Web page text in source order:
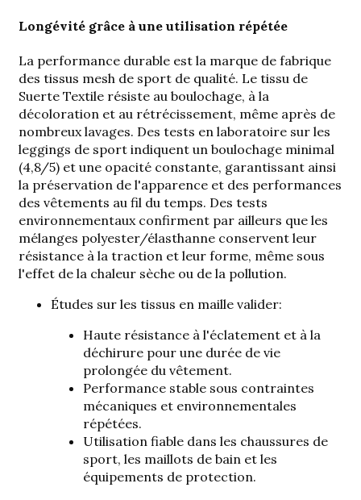
Longévité grâce à une utilisation répétée
La performance durable est la marque de fabrique
des tissus mesh de sport de qualité. Le tissu de
Suerte Textile résiste au boulochage, à la
décoloration et au rétrécissement, même après de
nombreux lavages. Des tests en laboratoire sur les
leggings de sport indiquent un boulochage minimal
(4,8/5) et une opacité constante, garantissant ainsi
la préservation de l'apparence et des performances
des vêtements au fil du temps. Des tests
environnementaux confirment par ailleurs que les
mélanges polyester/élasthanne conservent leur
résistance à la traction et leur forme, même sous
l'effet de la chaleur sèche ou de la pollution.
Études sur les tissus en maillevalider:
Haute résistance à l'éclatement et à la
déchirure pour une durée de vie
prolongée du vêtement.
Performance stable sous contraintes
mécaniques et environnementales
répétées.
Utilisation fiable dans les chaussures de
sport, les maillots de bain et les
équipements de protection.